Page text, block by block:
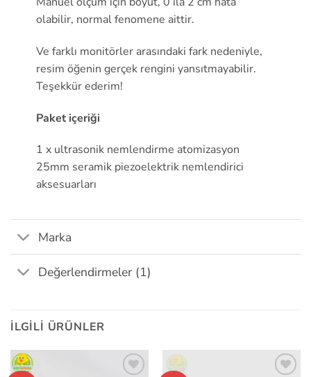
olabilir, normal fenomene aittir.
Ve farklı monitörler arasındaki fark nedeniyle,
resim öğenin gerçek rengini yansıtmayabilir.
Teşekkür ederim!
Paket içeriği
1 x ultrasonik nemlendirme atomizasyon
25mm seramik piezoelektrik nemlendirici
aksesuarları
Marka
Değerlendirmeler (1)
İLGILI ÜRÜNLER